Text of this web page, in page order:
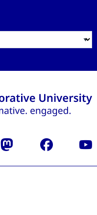
Mastodon Facebook